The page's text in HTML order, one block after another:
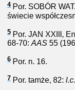
4Por. SOBÓR
świecie
5 Por. JAN XXIII,
68-70: AAS 55
6 Por. n. 16.
7 Por. tamże, 82: l.c.